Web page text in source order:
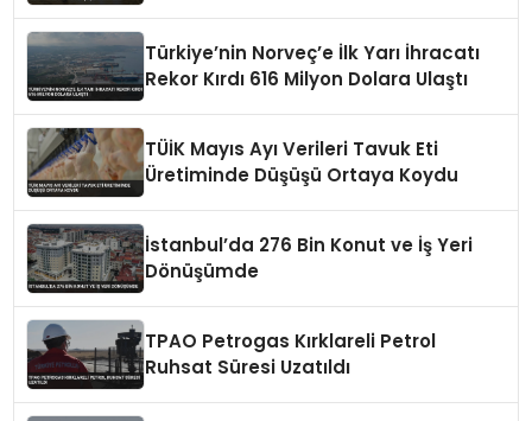
Türkiye’nin Norveç’e İlk Yarı İhracatı
Rekor Kırdı 616 Milyon Dolara Ulaştı
TÜİK Mayıs Ayı Verileri Tavuk Eti
Üretiminde Düşüşü Ortaya Koydu
İstanbul’da 276 Bin Konut ve İş Yeri
Dönüşümde
TPAO Petrogas Kırklareli Petrol
Ruhsat Süresi Uzatıldı